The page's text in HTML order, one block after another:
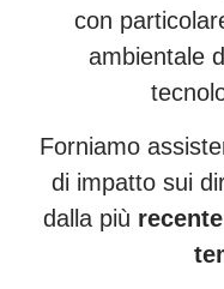
con
ambientale
Forniamo
di impatto sui
dalla più